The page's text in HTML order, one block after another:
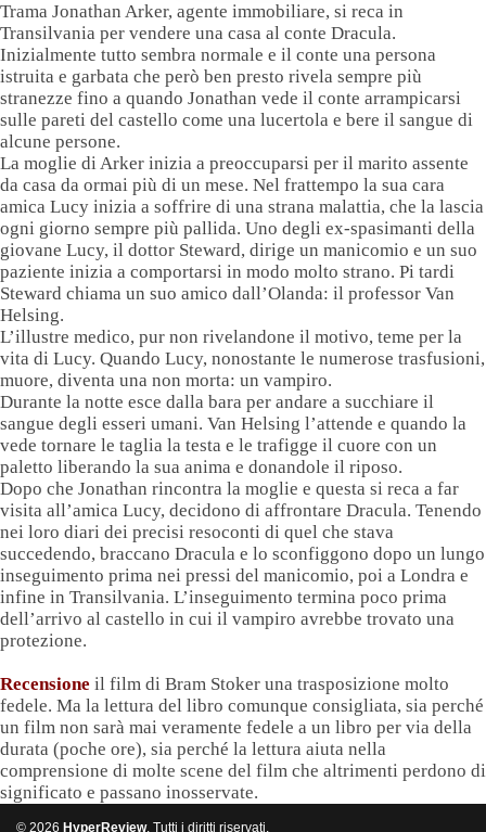
Trama Jonathan Arker, agente immobiliare, si reca in
Transilvania per vendere una casa al conte Dracula.
Inizialmente tutto sembra normale e il conte una persona
istruita e garbata che però ben presto rivela sempre più
stranezze fino a quando Jonathan vede il conte arrampicarsi
sulle pareti del castello come una lucertola e bere il sangue di
alcune persone.
La moglie di Arker inizia a preoccuparsi per il marito assente
da casa da ormai più di un mese. Nel frattempo la sua cara
amica Lucy inizia a soffrire di una strana malattia, che la lascia
ogni giorno sempre più pallida. Uno degli ex-spasimanti della
giovane Lucy, il dottor Steward, dirige un manicomio e un suo
paziente inizia a comportarsi in modo molto strano. Pi tardi
Steward chiama un suo amico dall’Olanda: il professor Van
Helsing.
L’illustre medico, pur non rivelandone il motivo, teme per la
vita di Lucy. Quando Lucy, nonostante le numerose trasfusioni,
muore, diventa una non morta: un vampiro.
Durante la notte esce dalla bara per andare a succhiare il
sangue degli esseri umani. Van Helsing l’attende e quando la
vede tornare le taglia la testa e le trafigge il cuore con un
paletto liberando la sua anima e donandole il riposo.
Dopo che Jonathan rincontra la moglie e questa si reca a far
visita all’amica Lucy, decidono di affrontare Dracula. Tenendo
nei loro diari dei precisi resoconti di quel che stava
succedendo, braccano Dracula e lo sconfiggono dopo un lungo
inseguimento prima nei pressi del manicomio, poi a Londra e
infine in Transilvania. L’inseguimento termina poco prima
dell’arrivo al castello in cui il vampiro avrebbe trovato una
protezione.
Recensione il film di Bram Stoker una trasposizione molto
fedele. Ma la lettura del libro comunque consigliata, sia perché
un film non sarà mai veramente fedele a un libro per via della
durata (poche ore), sia perché la lettura aiuta nella
comprensione di molte scene del film che altrimenti perdono di
significato e passano inosservate.
© 2026 HyperReview. Tutti i diritti riservati.